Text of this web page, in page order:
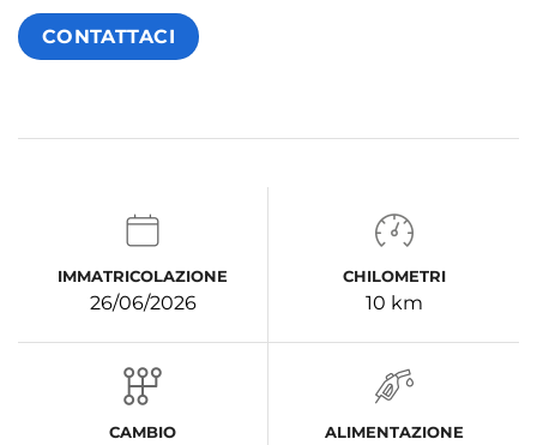
CONTATTACI
IMMATRICOLAZIONE
26/06/2026
CHILOMETRI
10 km
CAMBIO ALIMENTAZIONE